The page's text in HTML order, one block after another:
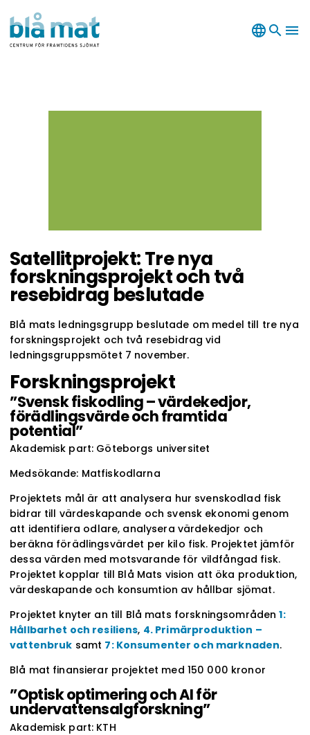
language search menu
Satellitprojekt: Tre nya
forskningsprojekt och två
resebidrag beslutade
Blå mats ledningsgrupp beslutade om medel till tre nya
forskningsprojekt och två resebidrag vid
ledningsgruppsmötet 7 november.
Forskningsprojekt
”Svensk fiskodling – värdekedjor,
förädlingsvärde och framtida
potential”
Akademisk part: Göteborgs universitet
Medsökande: Matfiskodlarna
Projektets mål är att analysera hur svenskodlad fisk
bidrar till värdeskapande och svensk ekonomi genom
att identifiera odlare, analysera värdekedjor och
beräkna förädlingsvärdet per kilo fisk. Projektet jämför
dessa värden med motsvarande för vildfångad fisk.
Projektet kopplar till Blå Mats vision att öka produktion,
värdeskapande och konsumtion av hållbar sjömat.
Projektet knyter an till Blå mats forskningsområden1:
Hållbarhet och resiliens, 4. Primärproduktion –
vattenbruk samt 7: Konsumenter och marknaden.
Blå mat finansierar projektet med 150 000 kronor
”Optisk optimering och AI för
undervattensalgforskning”
Akademisk part: KTH